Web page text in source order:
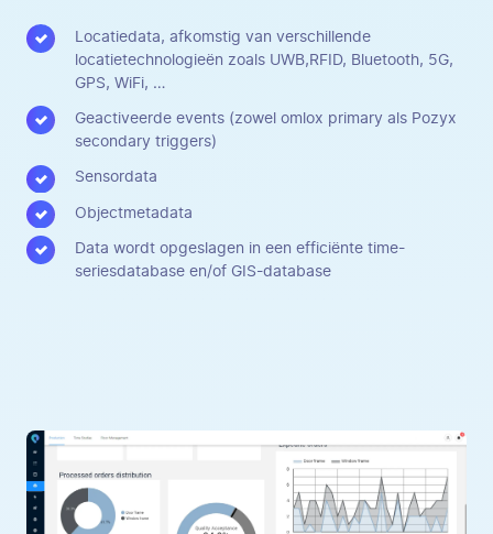
Locatiedata, afkomstig van verschillende
locatietechnologieën zoals UWB,RFID, Bluetooth, 5G,
GPS, WiFi, …
Geactiveerde events (zowel omlox primary als Pozyx
secondary triggers)
Sensordata
Objectmetadata
Data wordt opgeslagen in een efficiënte time-
seriesdatabase en/of GIS-database